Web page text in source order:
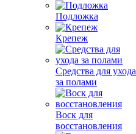
Подложка
Крепеж
Средства для ухода
за полами
Воск для
восстановления